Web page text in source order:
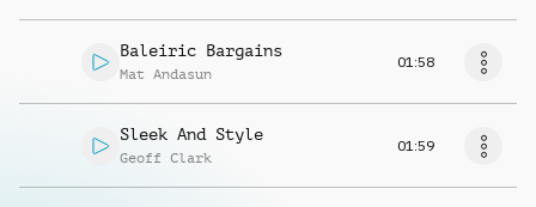
Baleiric Bargains
Mat Andasun
01:58
Sleek And Style
Geoff Clark
01:59